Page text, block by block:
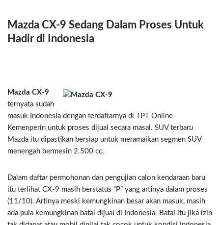
Mazda CX-9 Sedang Dalam Proses Untuk
Hadir di Indonesia
Mazda CX-9
ternyata sudah
masuk Indonesia dengan terdaftarnya di TPT Online
Kemenperin untuk proses dijual secara masal. SUV terbaru
Mazda itu dipastikan bersiap untuk meramaikan segmen SUV
menengah bermesin 2.500 cc.
Dalam daftar permohonan dan pengujian calon kendaraan baru
itu terlihat CX-9 masih berstatus “P” yang artinya dalam proses
(11/10). Artinya meski kemungkinan besar akan masuk, masih
ada pula kemungkinan batal dijual di Indonesia. Batal itu jika izin